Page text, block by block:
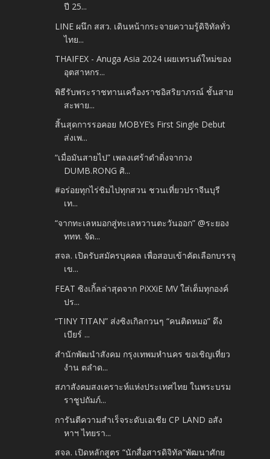
ปี 25...
LINE ผนึก สสว. เดินหน้ากระจายความรู้ดิจิทัลทั่ว
ไทย...
THAIFEX - Anuga Asia 2024 เผยเทรนด์ใหม่ของ
อุตสาหกร...
พิธีรับพระราชทานเครื่องราชอิสริยาภรณ์ ชั้นสาย
สะพาย...
สิ้นสุดการรอคอย MOBYE’s First Single Debut
ส่งเพ...
“เมื่อมันสายไป” เพลงเศร้าดำดิ่งจากวง
DUMB.RONG ศิ...
#อร่อยทุกไร่ชิมไปทุกสวน ชวนเที่ยวปราจีนบุรี
เท...
“จากทะเลหมอกสู่ทะเลหวานตะวันออก” @ระยอง
ททท. จัด...
สจล. เปิดรับสมัครบุคคล เพื่อสอบเข้าคัดเลือกบรรจุ
เข...
FEAT ซิงเกิ้ลล่าสุดจาก PiXXiE MV ใส่เต็มทุกองค์
ปร...
“TINY TITAN” ส่งซิงเกิลกวนๆ “คนติดหมอ” ดึง
เบียร์ ...
สำนักพัฒนำสังคม กรุงเทพมหำนคร ขอเชิญเที่ยว
งำน ตลำด...
สภาสังคมสงเคราะห์แห่งประเทศไทย ในพระบรม
ราชูปถัมภ์...
การันตีความสำเร็จระดับเอเชีย CP LAND อสัง
หาฯ ไทยรา...
สจล. เปิดหลักสูตร “นักสื่อสารดิจิทัล”พัฒนาศักย